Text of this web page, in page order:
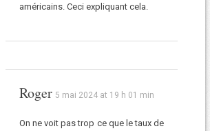
américains. Ceci expliquant cela.
Roger 5 mai 2024 at 19 h 01 min
On ne voit pas trop ce que le taux de